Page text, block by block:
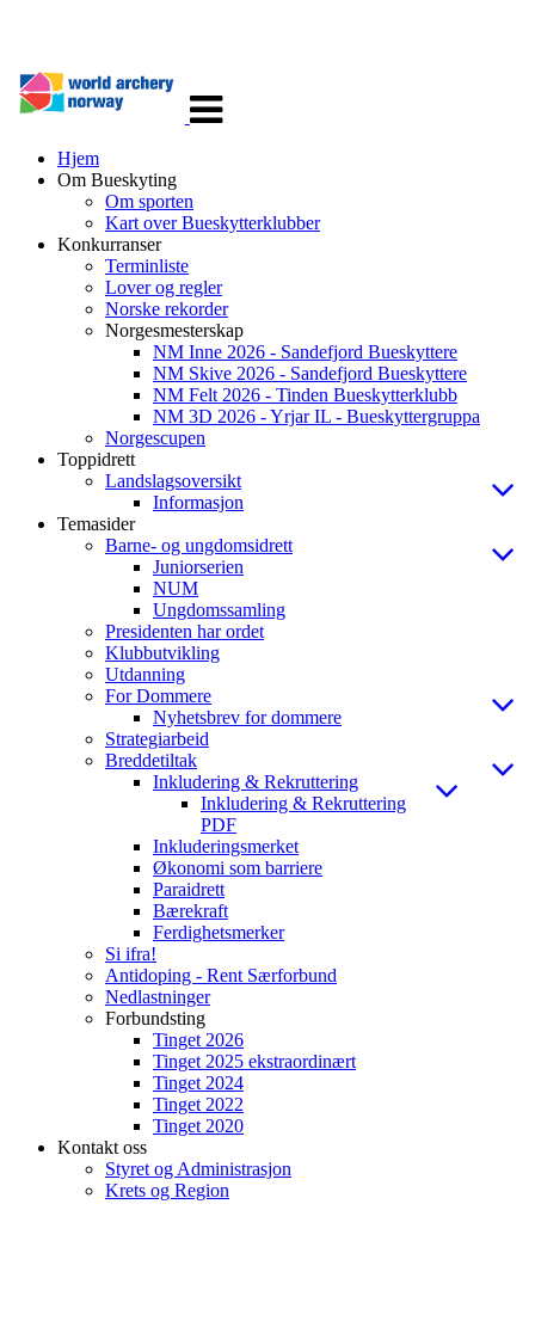
navigasjon
Hjem
Om Bueskyting
Om sporten
Kart over Bueskytterklubber
Konkurranser
Terminliste
Lover og regler
Norske rekorder
Norgesmesterskap
NM Inne 2026 - Sandefjord Bueskyttere
NM Skive 2026 - Sandefjord Bueskyttere
NM Felt 2026 - Tinden Bueskytterklubb
NM 3D 2026 - Yrjar IL - Bueskyttergruppa
Norgescupen
Toppidrett
Landslagsoversikt
Informasjon
Temasider
Barne- og ungdomsidrett
Juniorserien
NUM
Ungdomssamling
Presidenten har ordet
Klubbutvikling
Utdanning
For Dommere
Nyhetsbrev for dommere
Strategiarbeid
Breddetiltak
Inkludering & Rekruttering
Inkludering & Rekruttering
PDF
Inkluderingsmerket
Økonomi som barriere
Paraidrett
Bærekraft
Ferdighetsmerker
Si ifra!
Antidoping - Rent Særforbund
Nedlastninger
Forbundsting
Tinget 2026
Tinget 2025 ekstraordinært
Tinget 2024
Tinget 2022
Tinget 2020
Kontakt oss
Styret og Administrasjon
Krets og Region